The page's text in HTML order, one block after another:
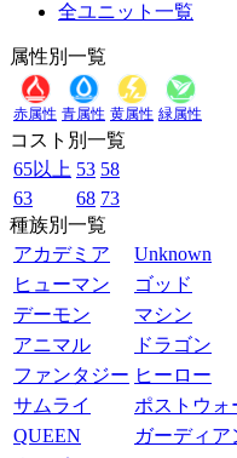
全ユニット一覧
属性別一覧
赤属性 青属性 黄属性 緑属性
コスト別一覧
65以上 53 58
63
68 73
種族別一覧
アカデミア
Unknown
ヒューマン
ゴッド
デーモン
マシン
アニマル
ドラゴン
ファンタジー ヒーロー
サムライ
ポストウォ
QUEEN
ガーディア